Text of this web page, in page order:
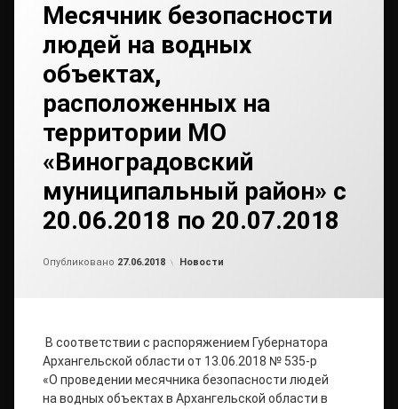
Месячник безопасности
людей на водных
объектах,
расположенных на
территории МО
«Виноградовский
муниципальный район» с
20.06.2018 по 20.07.2018
Опубликовано 27.06.2018 Рубрики:
Новости
В соответствии с распоряжением Губернатора
Архангельской области от 13.06.2018 № 535-р
«О проведении месячника безопасности людей
на водных объектах в Архангельской области в